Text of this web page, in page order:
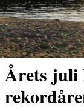
Årets juli